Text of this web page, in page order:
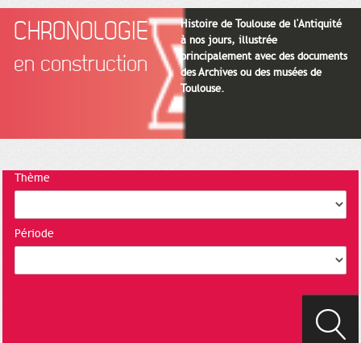
CHRONOLOGIE
en construction
Histoire de Toulouse de l'Antiquité
à nos jours, illustrée
principalement avec des documents
des Archives ou des musées de
Toulouse.
Thème
Période